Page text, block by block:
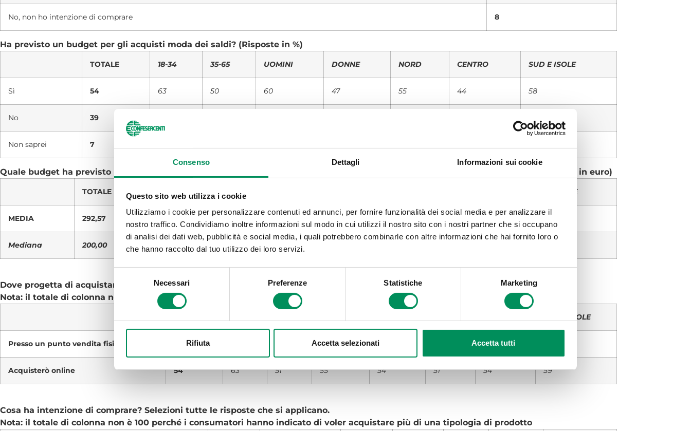
Consenso Dettagli Informazioni sui cookie
Questo sito web utilizza i cookie
Utilizziamo i cookie per personalizzare contenuti ed annunci, per fornire funzionalità dei social media e per analizzare il
nostro traffico. Condividiamo inoltre informazioni sul modo in cui utilizzi il nostro sito con i nostri partner che si occupano
di analisi dei dati web, pubblicità e social media, i quali potrebbero combinarle con altre informazioni che hai fornito loro o
che hanno raccolto dal tuo utilizzo dei loro servizi.
del
consenso
Necessari Preferenze Statistiche Marketing
Rifiuta Accetta selezionati Accetta tutti
No, non ho intenzione di comprare 8
Ha previsto un budget per gli acquisti moda dei saldi? (Risposte in %)
TOTALE 18-34 35-65 UOMINI DONNE NORD CENTRO SUD E ISOLE
Sì 54 63 50 60 47 55 44 58
No 39
Non saprei 7
Quale budget ha previsto per gli acquisti moda dei saldi? Se acquista anche per la sua famiglia, calcoli il budget per persona? (Valori in euro)
TOTALE 18-34 35-65 SUD E ISOLE
MEDIA 292,57 327,69 258,60
Mediana 200,00 250,00
Dove progetta di acquistare per i saldi? Indichi tutte le risposte che si applicano.
Nota: il totale di colonna non è 100 perché molti consumatori hanno indicato di voler acquistare attraverso le due tipologie di canale
SUD E ISOLE
Presso un punto vendita fisico 89 85 89
Acquisterò online 54 63 51 55 54 51 54 59
Cosa ha intenzione di comprare? Selezioni tutte le risposte che si applicano.
Nota: il totale di colonna non è 100 perché i consumatori hanno indicato di voler acquistare più di una tipologia di prodotto